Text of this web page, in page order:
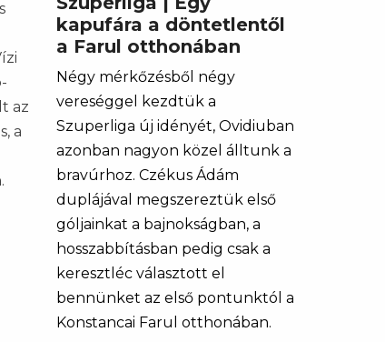
az
a
kapufára a döntetlentől
a Farul otthonában
Négy mérkőzésből négy
vereséggel kezdtük a
Szuperliga új idényét, Ovidiuban
azonban nagyon közel álltunk a
bravúrhoz. Czékus Ádám
duplájával megszereztük első
góljainkat a bajnokságban, a
hosszabbításban pedig csak a
keresztléc választott el
bennünket az első pontunktól a
Konstancai Farul otthonában.